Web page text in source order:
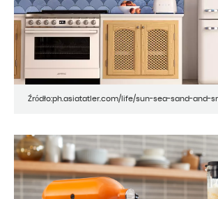
Źródło:ph.asiatatler.com/life/sun-sea-sand-and-